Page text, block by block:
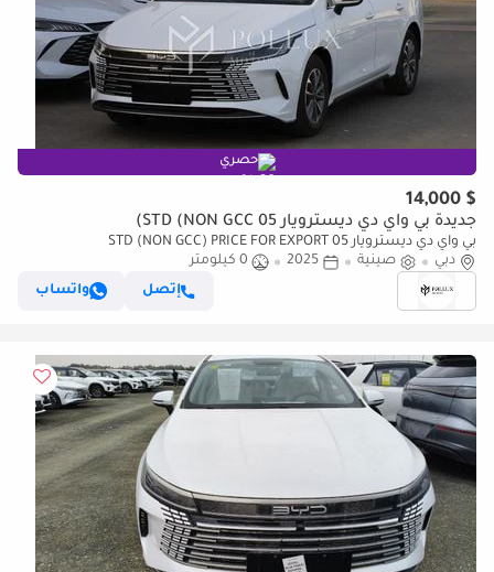
حصري
$ 14,000
جديدة بي واي دي ديسترويار 05 STD (NON GCC)
بي واي دي ديسترويار 05 STD (NON GCC) PRICE FOR EXPORT
دبي
صينية 2025
0 كيلومتر
إتصل
واتساب